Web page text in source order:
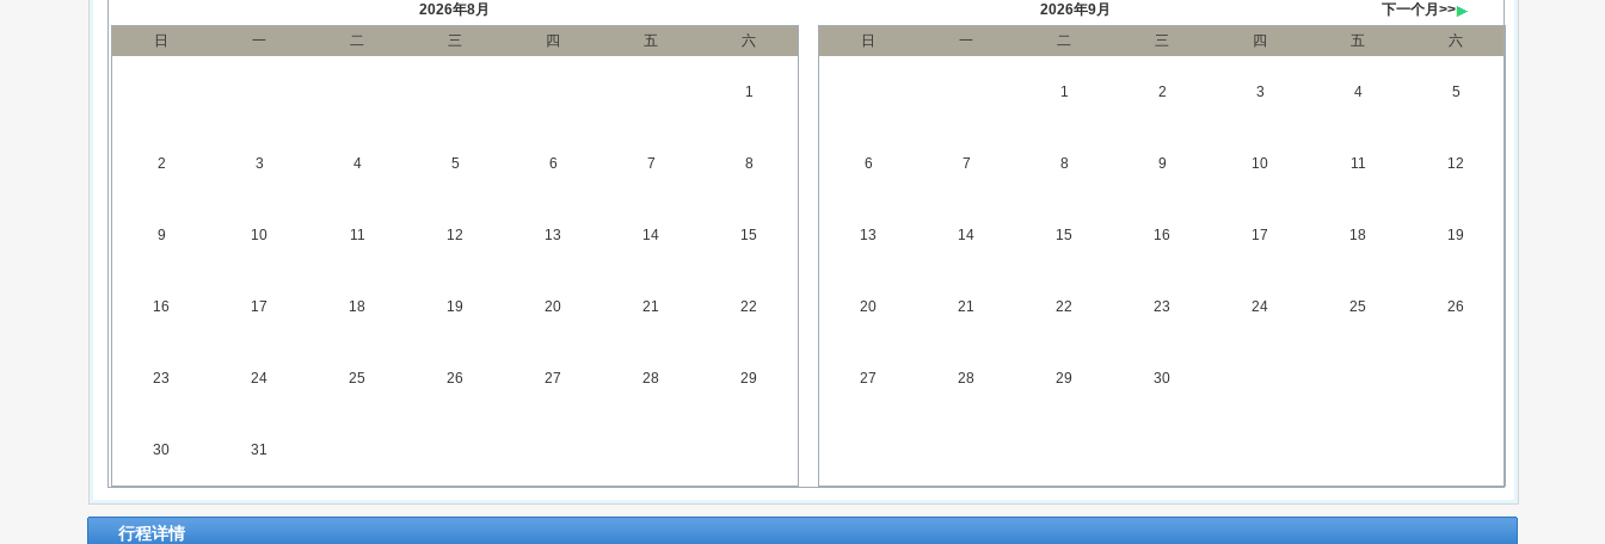
2026年8月 2026年9月
下一个月>>
日
一 二 三 四 五 六
1
2 3 4 5 6 7 8
9 10 11 12 13 14 15
16 17 18 19 20 21 22
23 24 25 26 27 28 29
30 31
日 一 二 三 四 五 六
1 2 3 4 5
6 7 8 9 10 11 12
13 14 15 16 17 18 19
20 21 22 23 24 25 26
27 28 29 30
行程详情